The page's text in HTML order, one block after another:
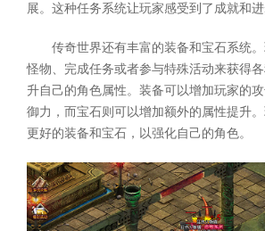
展。这种任务系统让玩家感受到了成就和进
传奇世界还有丰富的装备和宝石系统
怪物、完成任务或者参与特殊活动来获得
升自己的角色属性。装备可以增加玩家的
御力，而宝石则可以增加额外的属性提升
更好的装备和宝石，以强化自己的角色。